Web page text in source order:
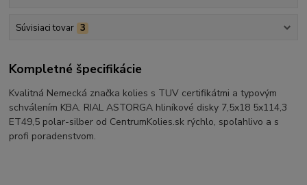
Súvisiaci tovar 3
Kompletné špecifikácie
Kvalitná Nemecká značka kolies s TUV certifikátmi a typovým
schválením KBA. RIAL ASTORGA hliníkové disky 7,5x18 5x114,3
ET49,5 polar-silber od CentrumKolies.sk rýchlo, spoľahlivo a s
profi poradenstvom.